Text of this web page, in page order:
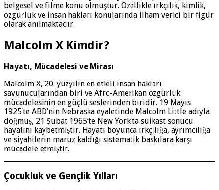
belgesel ve filme konu olmuştur. Özellikle ırkçılık, kimlik,
özgürlük ve insan hakları konularında ilham verici bir figür
olarak anılmaktadır.
Malcolm X Kimdir?
Hayatı, Mücadelesi ve Mirası
Malcolm X, 20. yüzyılın en etkili insan hakları
savunucularından biri ve Afro-Amerikan özgürlük
mücadelesinin en güçlü seslerinden biridir. 19 Mayıs
1925’te ABD’nin Nebraska eyaletinde Malcolm Little adıyla
doğmuş, 21 Şubat 1965’te New York’ta suikast sonucu
hayatını kaybetmiştir. Hayatı boyunca ırkçılığa, ayrımcılığa
ve siyahilerin maruz kaldığı sistematik baskılara karşı
mücadele etmiştir.
Çocukluk ve Gençlik Yılları